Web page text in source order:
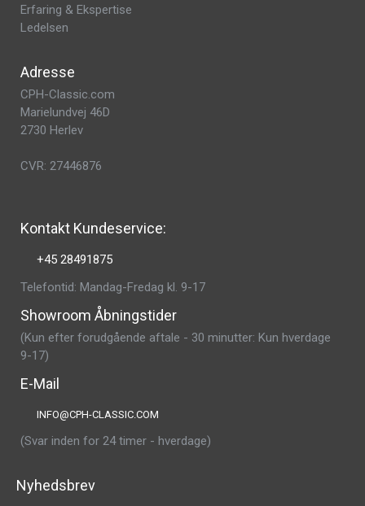
Erfaring & Ekspertise
Ledelsen
Adresse
CPH-Classic.com
Marielundvej 46D
2730 Herlev
CVR: 27446876
Kontakt Kundeservice:
+45 28491875
Telefontid: Mandag-Fredag kl. 9-17
Showroom Åbningstider
(Kun efter forudgående aftale - 30 minutter: Kun hverdage
9-17)
E-Mail
INFO@CPH-CLASSIC.COM
(Svar inden for 24 timer - hverdage)
Nyhedsbrev